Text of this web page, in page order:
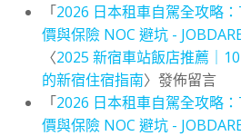
「2026 日本租車自駕全攻略
價與保險 NOC 避坑 -
〈2025 新宿車站飯店推薦｜
的新宿住宿指南〉發佈留言
「2026 日本租車自駕全攻略
價與保險 NOC 避坑 -